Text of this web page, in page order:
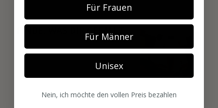
01
FINDE, WAS DIR GEFÄLLT
Durchstöbere 600+ Nischendüfte und
leg deine Favoriten direkt in deine Box.
Für Frauen
Für Männer
Unisex
Nein, ich möchte den vollen Preis bezahlen